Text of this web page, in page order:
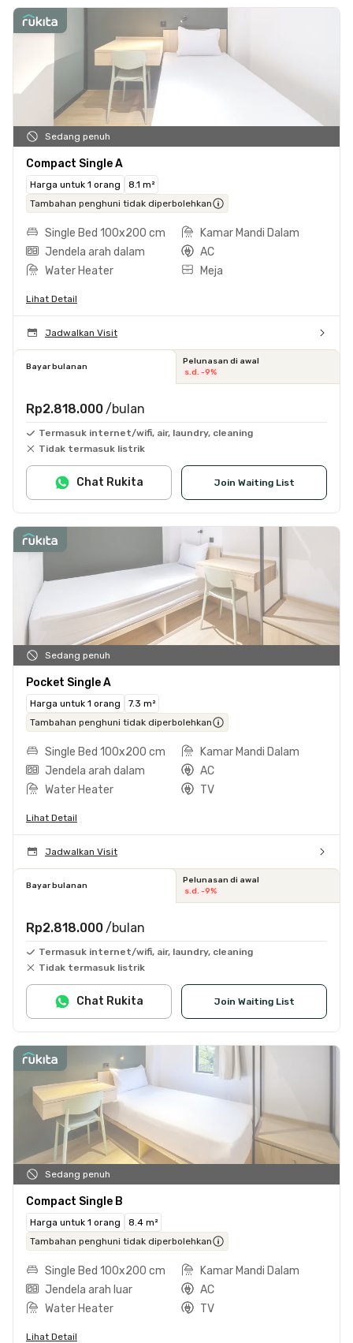
Sedang penuh
Compact Single A
Harga untuk 1 orang
8.1 m²
Tambahan penghuni tidak diperbolehkan
Single Bed 100x200 cm
Kamar Mandi Dalam
Jendela arah dalam
AC
Water Heater
Meja
Lihat Detail
Jadwalkan Visit
Bayar bulanan
Pelunasan di awal
s.d. -9%
Rp2.818.000 /bulan
Termasuk internet/wifi, air, laundry, cleaning
Tidak termasuk listrik
Join Waiting List
Chat Rukita
Sedang penuh
Pocket Single A
Harga untuk 1 orang
7.3 m²
Tambahan penghuni tidak diperbolehkan
Single Bed 100x200 cm
Kamar Mandi Dalam
Jendela arah dalam
AC
Water Heater
TV
Lihat Detail
Jadwalkan Visit
Bayar bulanan
Pelunasan di awal
s.d. -9%
Rp2.818.000 /bulan
Termasuk internet/wifi, air, laundry, cleaning
Tidak termasuk listrik
Join Waiting List
Chat Rukita
Sedang penuh
Compact Single B
Harga untuk 1 orang
8.4 m²
Tambahan penghuni tidak diperbolehkan
Single Bed 100x200 cm
Kamar Mandi Dalam
Jendela arah luar
AC
Water Heater
TV
Lihat Detail